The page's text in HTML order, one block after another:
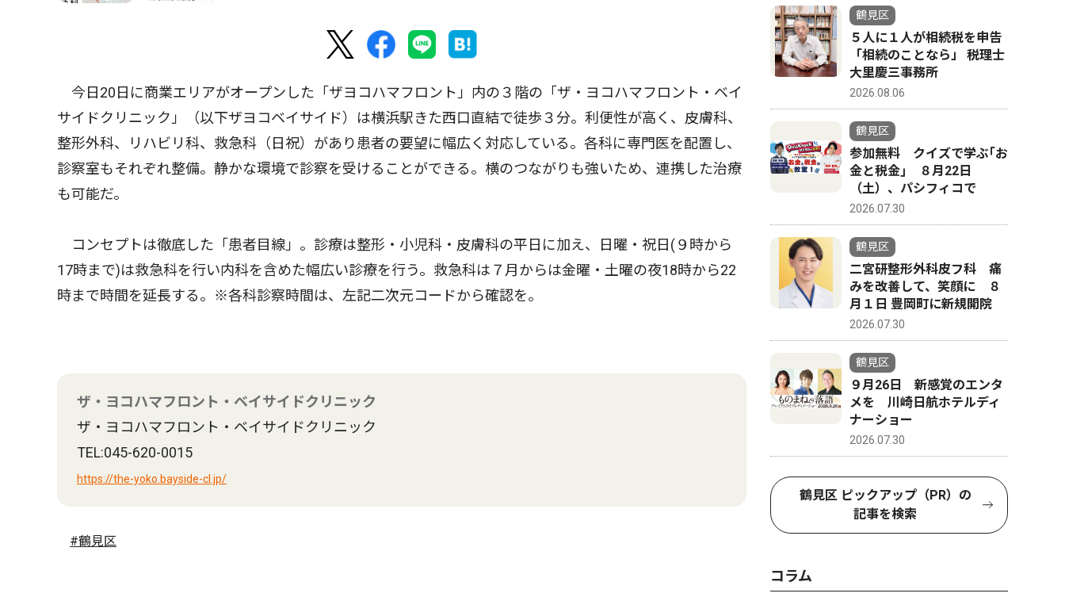
今日20日に商業エリアがオープンした「ザヨコハマフロント」内の３階の「ザ・ヨコハマフロント・ベイ
サイドクリニック」（以下ザヨコベイサイド）は横浜駅きた西口直結で徒歩３分。利便性が高く、皮膚科、
整形外科、リハビリ科、救急科（日祝）があり患者の要望に幅広く対応している。各科に専門医を配置し、
診察室もそれぞれ整備。静かな環境で診察を受けることができる。横のつながりも強いため、連携した治療
も可能だ。
コンセプトは徹底した「患者目線」。診療は整形・小児科・皮膚科の平日に加え、日曜・祝日(９時から
17時まで)は救急科を行い内科を含めた幅広い診療を行う。救急科は７月からは金曜・土曜の夜18時から22
時まで時間を延長する。※各科診察時間は、左記二次元コードから確認を。
ザ・ヨコハマフロント・ベイサイドクリニック
ザ・ヨコハマフロント・ベイサイドクリニック
TEL:045-620-0015
https://the-yoko.bayside-cl.jp/
#鶴見区
鶴見区
５人に１人が相続税を申告
「相続のことなら」 税理士
大里慶三事務所
2026.08.06
鶴見区
参加無料 クイズで学ぶ｢お
金と税金｣ ８月22日
（土）、パシフィコで
2026.07.30
鶴見区
二宮研整形外科皮フ科 痛
みを改善して、笑顔に ８
月１日 豊岡町に新規開院
2026.07.30
鶴見区
９月26日 新感覚のエンタ
メを 川崎日航ホテルディ
ナーショー
2026.07.30
鶴見区 ピックアップ（PR）の
記事を検索
コラム